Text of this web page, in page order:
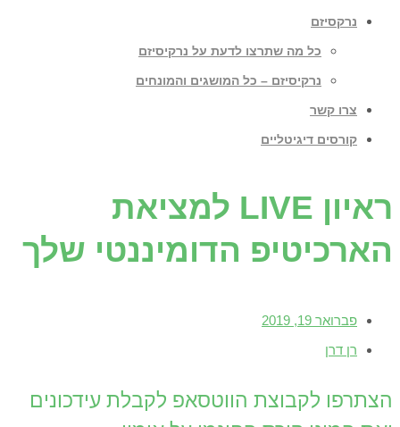
נרקסיזם
כל מה שתרצו לדעת על נרקיסיזם
נרקיסיזם – כל המושגים והמונחים
צרו קשר
קורסים דיגיטליים
ראיון LIVE למציאת
הארכיטיפ הדומיננטי שלך
פברואר 19, 2019
רן דרן
הצתרפו לקבוצת הווטסאפ לקבלת עידכונים